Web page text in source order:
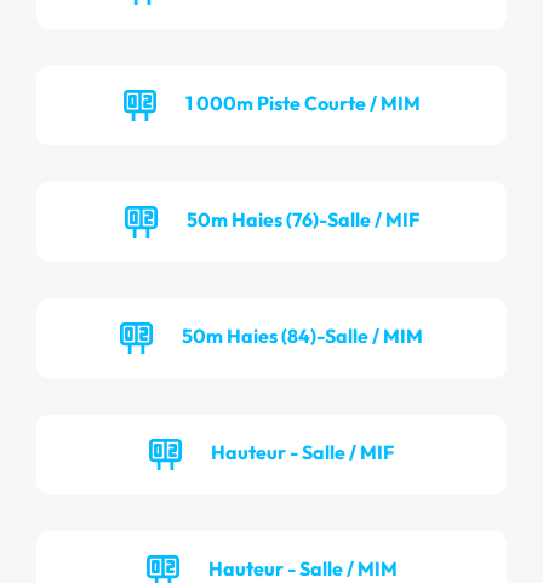
1 000m Piste Courte / MIM
50m Haies (76)-Salle / MIF
50m Haies (84)-Salle / MIM
Hauteur - Salle / MIF
Hauteur - Salle / MIM